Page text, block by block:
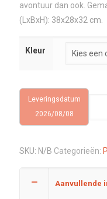
avontuur dan ook.
(LxBxH): 38x28x32 cm.
Kleur
Leveringsdatum
2026/08/08
SKU: N/B Categorieën:
Aanvullende